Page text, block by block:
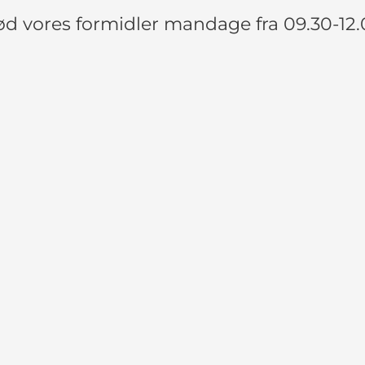
vores formidler mandage fra 09.30-